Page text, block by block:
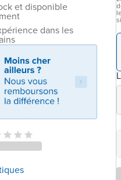
et disponible
dans les